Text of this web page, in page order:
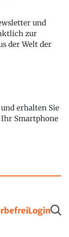
und
zur
der Welt der
erhalten Sie
Smartphone
Login